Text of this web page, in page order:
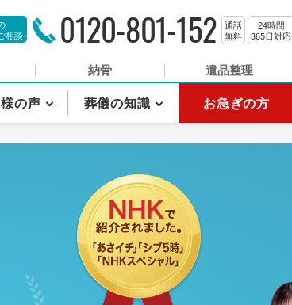
相談
0120-801-152
通話
無料
24時間
365日対応
納骨 遺品整理
の声 葬儀の知識 お急ぎの方